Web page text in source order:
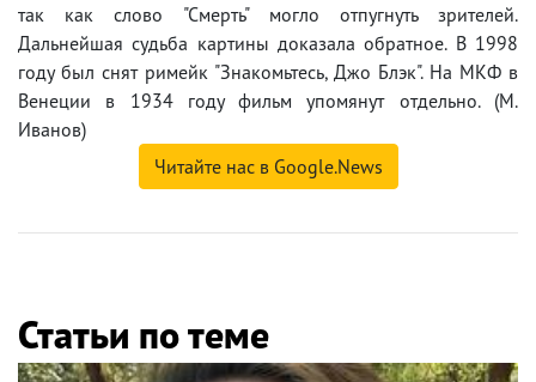
так как слово "Смерть" могло отпугнуть зрителей.
Дальнейшая судьба картины доказала обратное. В 1998
году был снят римейк "Знакомьтесь, Джо Блэк". На МКФ в
Венеции в 1934 году фильм упомянут отдельно. (М.
Иванов)
Читайте нас в Google.News
Статьи по теме